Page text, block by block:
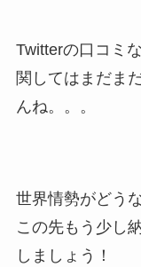
Twitterの口コミ
関してはまだま
んね。。。
世界情勢がどう
この先もう少し
しましょう！